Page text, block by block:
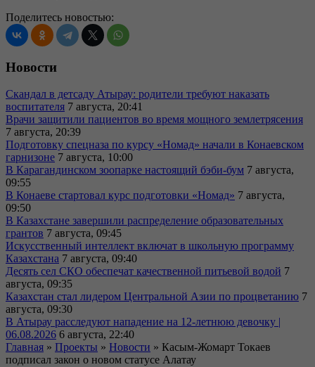
Поделитесь новостью:
Новости
Скандал в детсаду Атырау: родители требуют наказать
воспитателя 7 августа, 20:41
Врачи защитили пациентов во время мощного землетрясения
7 августа, 20:39
Подготовку спецназа по курсу «Номад» начали в Конаевском
гарнизоне 7 августа, 10:00
В Карагандинском зоопарке настоящий бэби-бум 7 августа,
09:55
В Конаеве стартовал курс подготовки «Номад» 7 августа,
09:50
В Казахстане завершили распределение образовательных
грантов 7 августа, 09:45
Искусственный интеллект включат в школьную программу
Казахстана 7 августа, 09:40
Десять сел СКО обеспечат качественной питьевой водой 7
августа, 09:35
Казахстан стал лидером Центральной Азии по процветанию 7
августа, 09:30
В Атырау расследуют нападение на 12-летнюю девочку |
06.08.2026 6 августа, 22:40
Главная » Проекты » Новости » Касым-Жомарт Токаев
подписал закон о новом статусе Алатау